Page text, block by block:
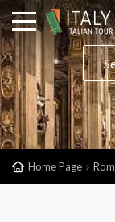
Home Page Rom